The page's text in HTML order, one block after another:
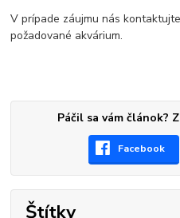
V prípade záujmu nás
požadované akvárium.
Páčil sa vám článok?
Facebook
Štítky